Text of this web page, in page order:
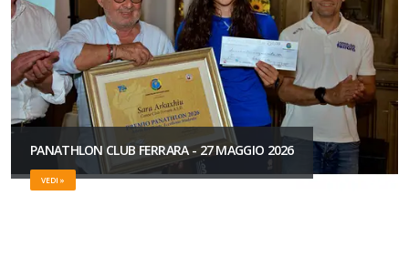
PANATHLON CLUB FERRARA - 27 MAGGIO 2026
VEDI »